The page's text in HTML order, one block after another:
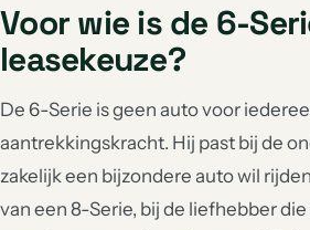
Voor wie is de 6-
leasekeuze?
De 6-Serie is geen auto voor
aantrekkingskracht. Hij past bij de
zakelijk een bijzondere auto wil
van een 8-Serie, bij de liefhebber